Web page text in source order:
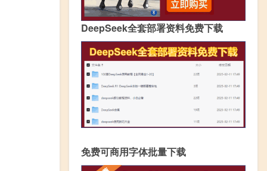
DeepSeek全套部署资料免费下载
免费可商用字体批量下载